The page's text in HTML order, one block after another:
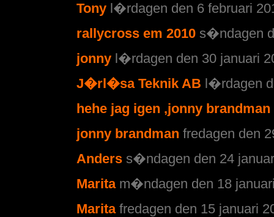
Tony l�rdagen den 6 februari
rallycross em 2010 s�ndagen
jonny l�rdagen den 30 januari
J�rl�sa Teknik AB l�rdagen
hehe jag igen ,jonny brandman
jonny brandman fredagen den
Anders s�ndagen den 24
Marita m�ndagen den 18
Marita fredagen den 15 januari